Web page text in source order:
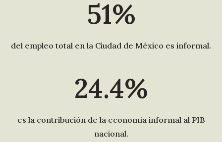
51%
del empleo total en la Ciudad de México es informal.
24.4%
es la contribución de la economía informal al PIB
nacional.